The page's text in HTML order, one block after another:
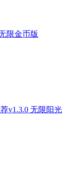
限金币版
v1.3.0 无限阳光